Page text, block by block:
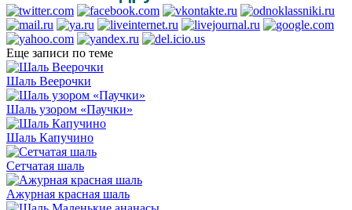
Еще записи по теме
Шаль Веерочки
Шаль узором «Паучки»
Шаль Капучино
Сетчатая шаль
Ажурная красная шаль